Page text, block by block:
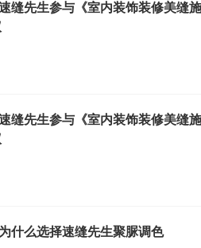
速缝先生参与《室内装饰装修美
速缝先生参与《室内装饰装修美
什么选择速缝先生聚脲调色